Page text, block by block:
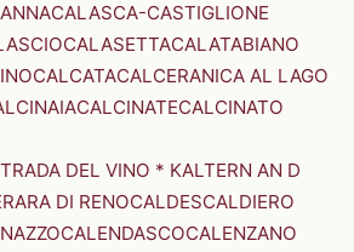
CALASCA-CASTIGLIONE
CALASETTACALATABIANO
CALCATACALCERANICA AL LAGO
CALCINATECALCINATO
DEL VINO * KALTERN AN D
DI RENOCALDESCALDIERO
CALENDASCOCALENZANO